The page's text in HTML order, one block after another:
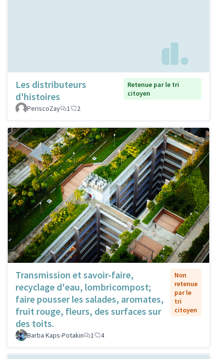
Les distributeurs
d'histoires
Retenue par le tri
citoyen
PeriscoZay
1 2
Transmission et savoir-faire,
recyclage d'eau, lombricompost;
faire pousser les salades, aromates,
fruit rouge, fleurs, des surfaces sur
des toits.
Non
retenue
par le
tri
citoyen
Barba Kaps-Potakin 1 4